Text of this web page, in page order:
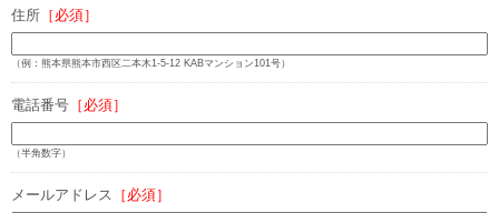
住所 ［必須］
（例：熊本県熊本市西区二本木1-5-12 KABマンション101号）
電話番号 ［必須］
（半角数字）
メールアドレス ［必須］